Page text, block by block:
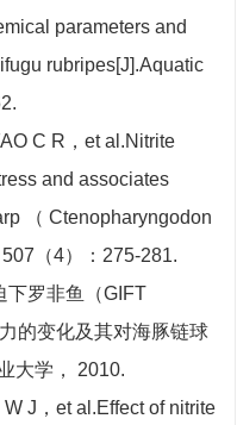
parameters and
rubripes[J].Aquatic
C R，et al.Nitrite
and associates
（ Ctenopharyngodon
（4）：275-281.
下罗非鱼（GIFT
的变化及其对海豚链球
大学， 2010.
J，et al.Effect of nitrite